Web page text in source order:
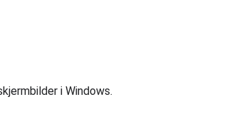
i Windows.